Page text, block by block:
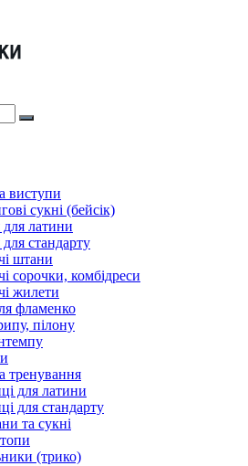
виступи
сукні (бейсік)
латини
стандарту
штани
сорочки, комбідреси
жилети
фламенко
пілону
тренування
для латини
для стандарту
та сукні
(трико)